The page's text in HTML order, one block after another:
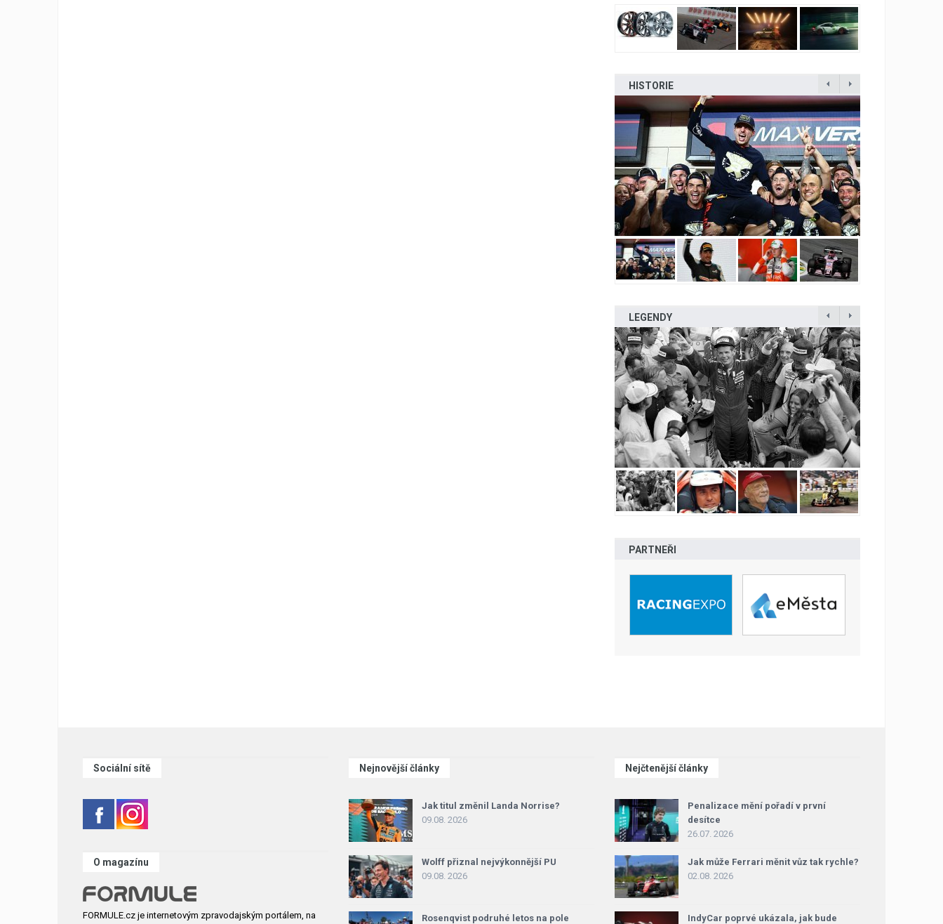
HISTORIE
LEGENDY
PARTNEŘI
Sociální sítě
O magazínu
FORMULE.cz je internetovým zpravodajským portálem, na
Nejnovější články
Jak titul změnil Landa Norrise?
09.08. 2026
Wolff přiznal nejvýkonnější PU
09.08. 2026
Rosenqvist podruhé letos na pole
Nejčtenější články
Penalizace mění pořadí v první
desítce
26.07. 2026
Jak může Ferrari měnit vůz tak rychle?
02.08. 2026
IndyCar poprvé ukázala, jak bude